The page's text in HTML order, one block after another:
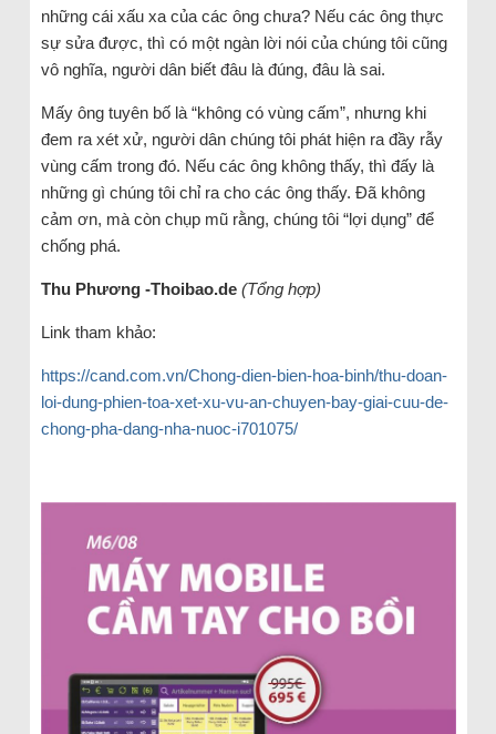
những cái xấu xa của các ông chưa? Nếu các ông thực
sự sửa được, thì có một ngàn lời nói của chúng tôi cũng
vô nghĩa, người dân biết đâu là đúng, đâu là sai.
Mấy ông tuyên bố là “không có vùng cấm”, nhưng khi
đem ra xét xử, người dân chúng tôi phát hiện ra đầy rẫy
vùng cấm trong đó. Nếu các ông không thấy, thì đấy là
những gì chúng tôi chỉ ra cho các ông thấy. Đã không
cảm ơn, mà còn chụp mũ rằng, chúng tôi “lợi dụng” để
chống phá.
Thu Phương -Thoibao.de (Tổng hợp)
Link tham khảo:
https://cand.com.vn/Chong-dien-bien-hoa-binh/thu-doan-
loi-dung-phien-toa-xet-xu-vu-an-chuyen-bay-giai-cuu-de-
chong-pha-dang-nha-nuoc-i701075/